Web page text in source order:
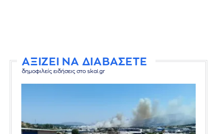
ΑΞΙΖΕΙ ΝΑ ΔΙΑΒΑΣΕΤΕ
δημοφιλείς ειδήσεις στο skai.gr